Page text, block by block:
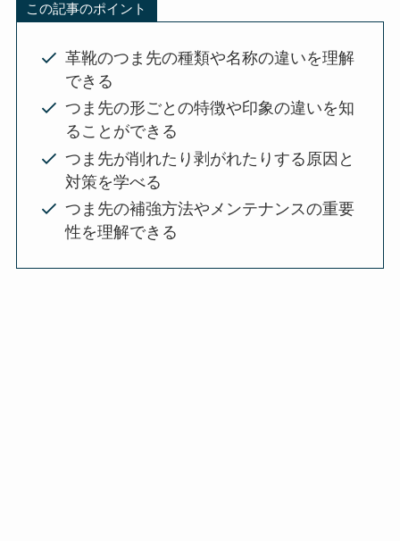
この記事のポイント
革靴のつま先の種類や名称の違いを理解
できる
つま先の形ごとの特徴や印象の違いを知
ることができる
つま先が削れたり剥がれたりする原因と
対策を学べる
つま先の補強方法やメンテナンスの重要
性を理解できる